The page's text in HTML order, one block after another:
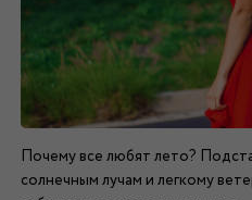
Почему все любят лето?
солнечным лучам и легкому